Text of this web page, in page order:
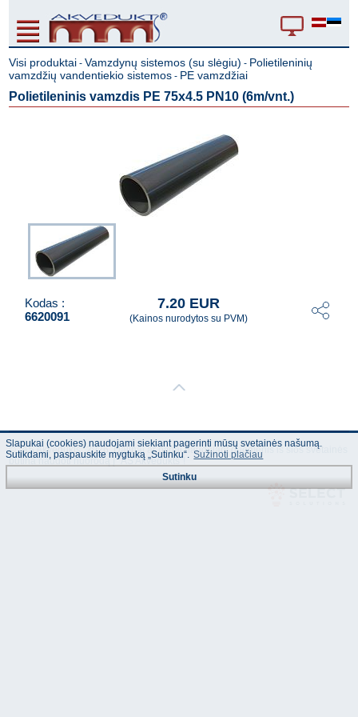
Visi produktai -Vamzdynų sistemos (su slėgiu) - Polietileninių
vamzdžių vandentiekio sistemos - PE vamzdžiai
Polietileninis vamzdis PE 75x4.5 PN10 (6m/vnt.)
Kodas :
6620091
7.20 EUR
(Kainos nurodytos su PVM)
© "AS Akvedukts" 2026. Dalinai ar pilnai naudojant duomenis iš šios svetainės
būtina naudoti nuorodą Į "AS Akvedukts"!
Slapukai (cookies) naudojami siekiant pagerinti mūsų svetainės našumą.
Sutikdami, paspauskite mygtuką „Sutinku“. Sužinoti plačiau
Sutinku